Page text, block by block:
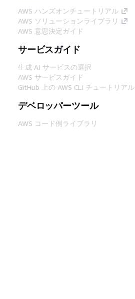
AWS ハンズオンチュートリアル
AWS ソリューションライブラリ
AWS 意思決定ガイド
サービスガイド
生成 AI サービスの選択
AWS サービスガイド
GitHub 上の AWS CLI チュートリアル
デベロッパーツール
AWS コード例ライブラリ